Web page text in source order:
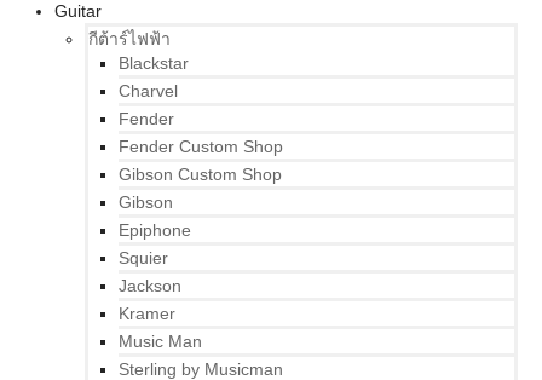
Guitar
กีต้าร์ไฟฟ้า
Blackstar
Charvel
Fender
Fender Custom Shop
Gibson Custom Shop
Gibson
Epiphone
Squier
Jackson
Kramer
Music Man
Sterling by Musicman